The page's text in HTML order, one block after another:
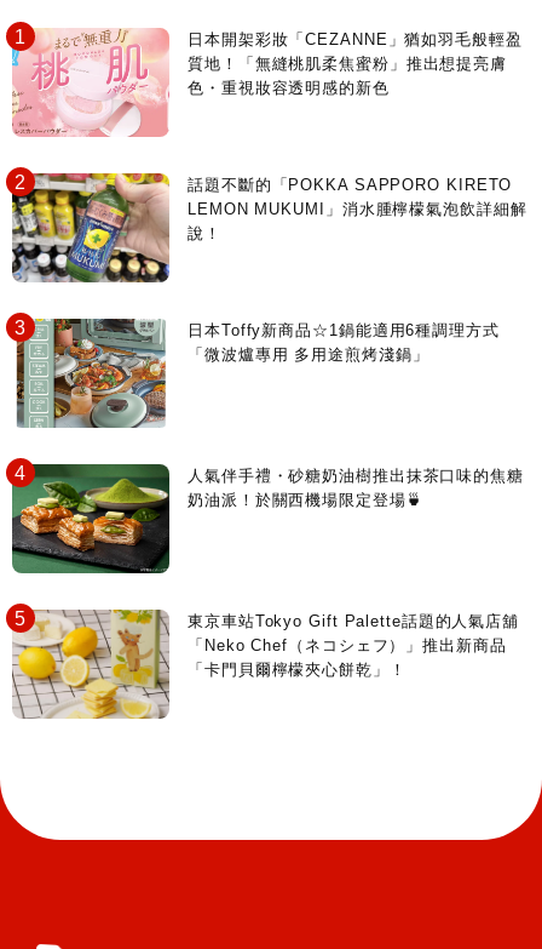
日本開架彩妝「CEZANNE」猶如羽毛般輕盈
質地！「無縫桃肌柔焦蜜粉」推出想提亮膚
色・重視妝容透明感的新色
話題不斷的「POKKA SAPPORO KIRETO
LEMON MUKUMI」消水腫檸檬氣泡飲詳細解
說！
日本Toffy新商品☆1鍋能適用6種調理方式
「微波爐專用 多用途煎烤淺鍋」
人氣伴手禮・砂糖奶油樹推出抹茶口味的焦糖
奶油派！於關西機場限定登場🍵
東京車站Tokyo Gift Palette話題的人氣店舖
「Neko Chef（ネコシェフ）」推出新商品
「卡門貝爾檸檬夾心餅乾」！